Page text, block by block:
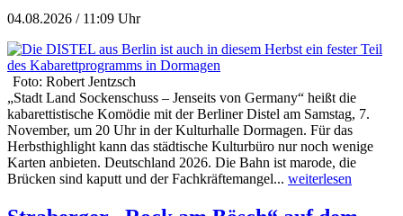
04.08.2026 / 11:09 Uhr
Foto: Robert Jentzsch
„Stadt Land Sockenschuss – Jenseits von Germany“ heißt die
kabarettistische Komödie mit der Berliner Distel am Samstag, 7.
November, um 20 Uhr in der Kulturhalle Dormagen. Für das
Herbsthighlight kann das städtische Kulturbüro nur noch wenige
Karten anbieten. Deutschland 2026. Die Bahn ist marode, die
Brücken sind kaputt und der Fachkräftemangel... weiterlesen